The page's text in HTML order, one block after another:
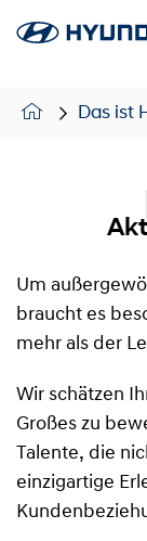
Das ist
Um
braucht es
mehr als der
Wir schätzen
Großes zu
Talente, die
einzigartige